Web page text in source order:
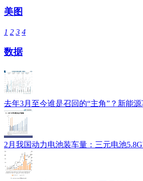
美图
1 2 3 4
数据
去年3月至今谁是召回的“主角”？新能源
2月我国动力电池装车量：三元电池